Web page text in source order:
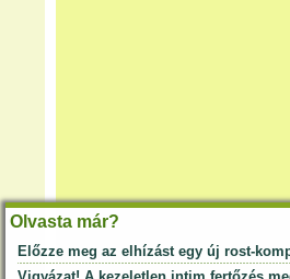
Olvasta már?
Előzze meg az elhízást egy új rost-